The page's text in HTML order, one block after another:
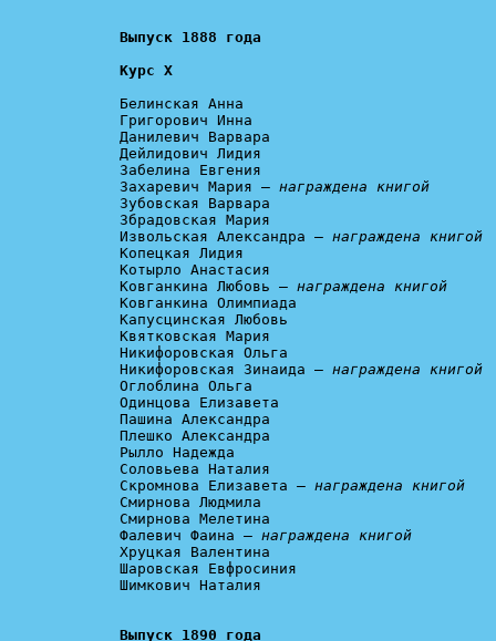
Курс X
Белинская Анна
Григорович Инна
Данилевич Варвара
Дейлидович Лидия
Забелина Евгения
Захаревич Мария – награждена книгой
Зубовская Варвара
Збрадовская Мария
Извольская Александра – награждена книгой
Копецкая Лидия
Котырло Анастасия
Ковганкина Любовь – награждена книгой
Ковганкина Олимпиада
Капусцинская Любовь
Квятковская Мария
Никифоровская Ольга
Никифоровская Зинаида – награждена книгой
Оглоблина Ольга
Одинцова Елизавета
Пашина Александра
Плешко Александра
Рылло Надежда
Соловьева Наталия
Скромнова Елизавета – награждена книгой
Смирнова Людмила
Смирнова Мелетина
Фалевич Фаина – награждена книгой
Хруцкая Валентина
Шаровская Евфросиния
Шимкович Наталия